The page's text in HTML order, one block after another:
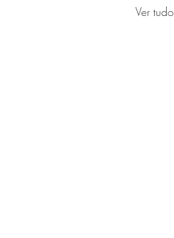
Ver tudo